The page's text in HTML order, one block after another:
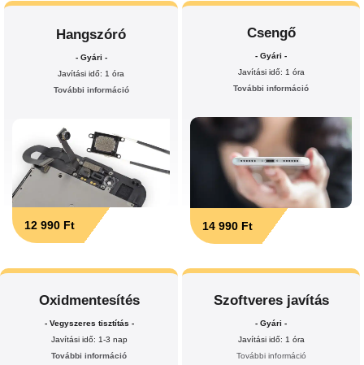
Hangszóró
- Gyári -
Javítási idő: 1 óra
További információ
12 990 Ft
Csengő
- Gyári -
Javítási idő: 1 óra
További információ
14 990 Ft
Oxidmentesítés
- Vegyszeres tisztítás -
Javítási idő: 1-3 nap
További információ
Szoftveres javítás
- Gyári -
Javítási idő: 1 óra
További információ